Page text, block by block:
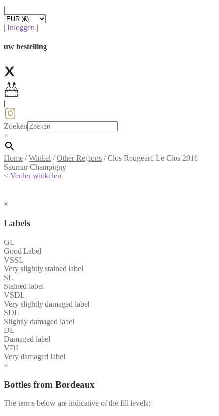
|
| Inloggen |
uw bestelling
Zoeken
×
Home /Winkel /Other Regions /Clos Rougeard Le Clos 2018
Saumur Champigny
< Verder winkelen
×
Labels
GL
Good Label
VSSL
Very slightly stained label
SL
Stained label
VSDL
Very slightly damaged label
SDL
Slightly damaged label
DL
Damaged label
VDL
Very damaged label
×
Bottles from Bordeaux
The terms below are indicative of the fill levels: